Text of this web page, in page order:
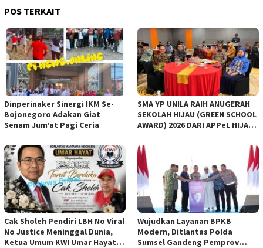
POS TERKAIT
Dinperinaker Sinergi IKM Se-
Bojonegoro Adakan Giat
Senam Jum’at Pagi Ceria
SMA YP UNILA RAIH ANUGERAH
SEKOLAH HIJAU (GREEN SCHOOL
AWARD) 2026 DARI APPeL HIJAU
Cak Sholeh Pendiri LBH No Viral
No Justice Meninggal Dunia,
Ketua Umum KWI Umar Hayat
Wujudkan Layanan BPKB
Modern, Ditlantas Polda
Sumsel Gandeng Pemprov